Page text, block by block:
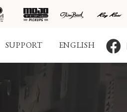
SUPPORT ENGLISH